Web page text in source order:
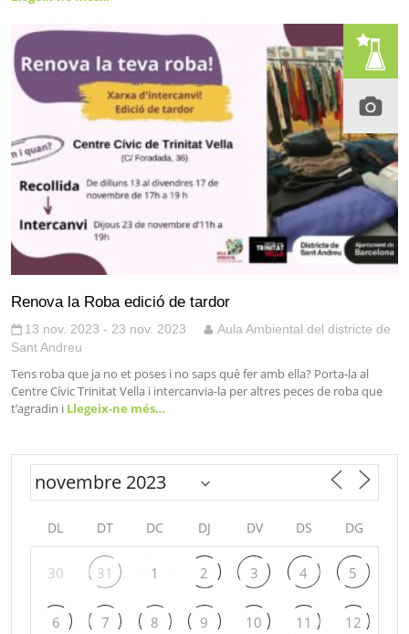
Renova la Roba edició de tardor
13 nov. 2023 - 23 nov. 2023
Aula Ambiental del districte de
Sant Andreu
Tens roba que ja no et poses i no saps què fer amb ella? Porta-la al
Centre Cívic Trinitat Vella i intercanvia-la per altres peces de roba que
t’agradin i Llegeix-ne més…
DL DT DC DJ DV DS DG
30 31 1 2 3 4 5
6 7 8 9 10 11 12